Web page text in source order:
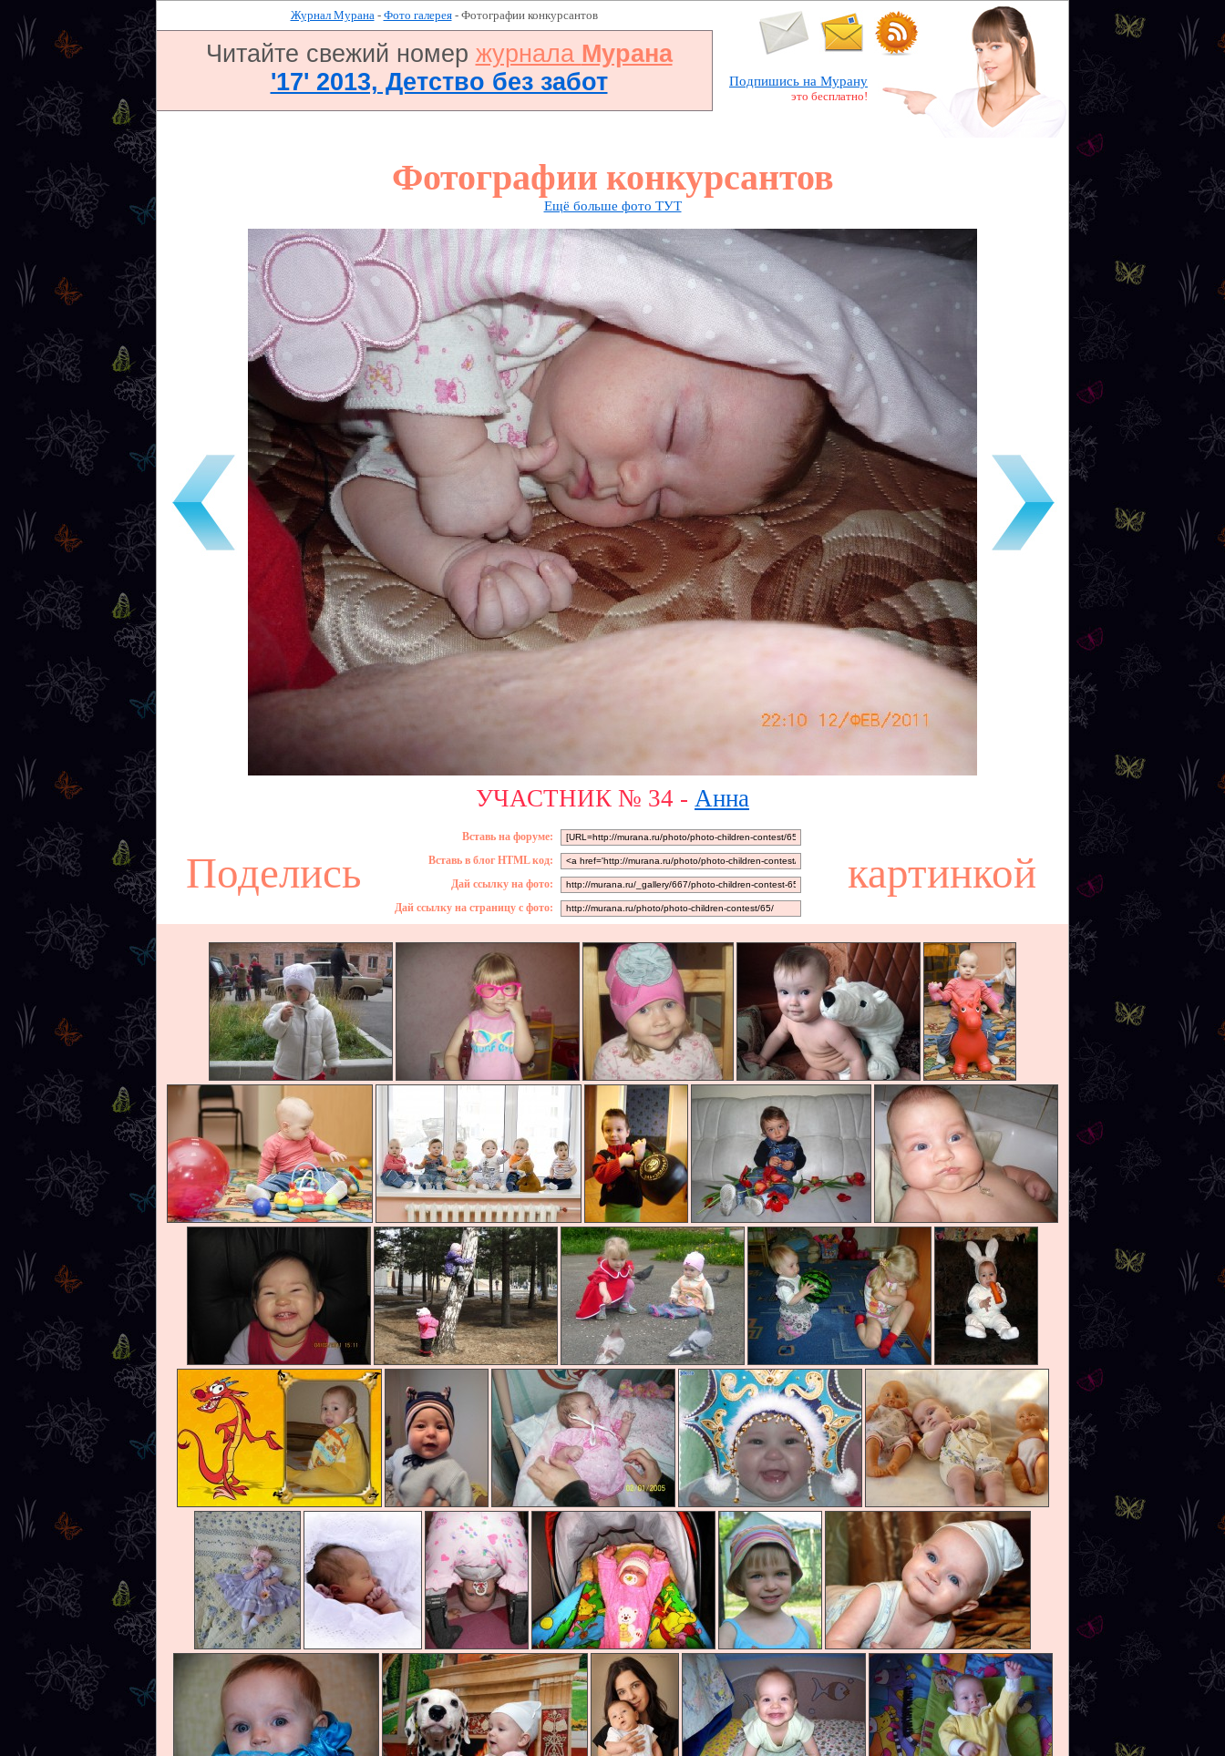
Журнал Мурана- Фото галерея- Фотографии конкурсантов
Читайте свежий номер журнала Мурана
'17' 2013, Детство без забот
Подпишись на Мурану
это бесплатно!
Фотографии конкурсантов
Ещё больше фото ТУТ
УЧАСТНИК № 34 - Анна
Поделись
Вставь на форуме:
Вставь в блог HTML код:
Дай ссылку на фото:
Дай ссылку на страницу с фото:
картинкой